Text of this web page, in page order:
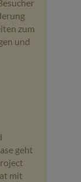
zum
und
geht
mit